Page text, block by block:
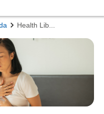
Health Lib